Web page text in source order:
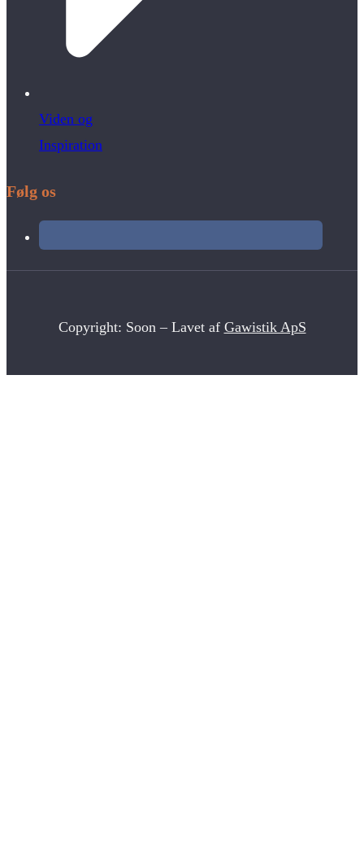
Viden og
Inspiration
Følg os
Copyright: Soon – Lavet af Gawistik ApS